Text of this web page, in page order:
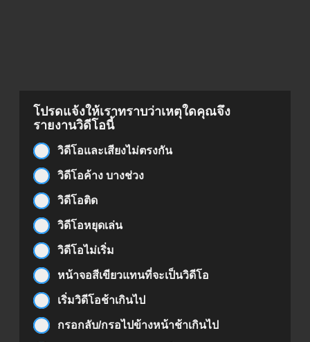
โปรดแจ้งให้เราทราบว่าเหตุใดคุณจึง
รายงานวิดีโอนี้
วิดีโอและเสียงไม่ตรงกัน
วิดีโอค้าง บางช่วง
วิดีโอติด
วิดีโอหยุดเล่น
วิดีโอไม่เริ่ม
หน้าจอสีเขียวแทนที่จะเป็นวิดีโอ
เริ่มวิดีโอช้าเกินไป
กรอกลับ/กรอไปข้างหน้าช้าเกินไป